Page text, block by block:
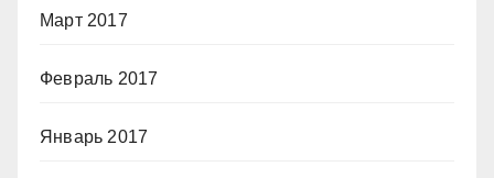
Март 2017
Февраль 2017
Январь 2017